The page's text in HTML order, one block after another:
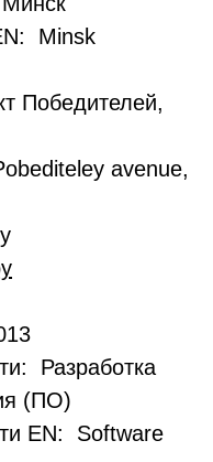
Minsk
Победителей,
avenue,
Разработка
(ПО)
EN: Software